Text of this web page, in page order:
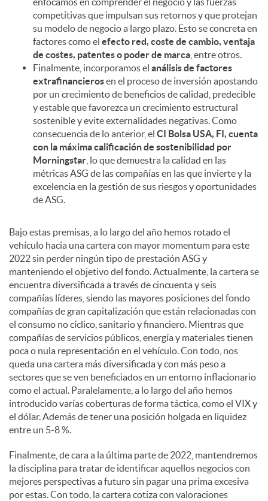
s
competitivas que impulsan sus retornos y que protejan
su modelo de negocio a largo plazo. Esto se concreta en
factores como el efecto red, coste de cambio, ventaja
de costes, patentes o poder de marca , entre otros.
Finalmente, incorporamos el análisis de factores
extrafinancierosen el proceso de inversión apostando
por un crecimiento de beneficios de calidad, predecible
y estable que favorezca un crecimiento estructural
sostenible y evite externalidades negativas. Como
consecuencia de lo anterior, el CI Bolsa USA, FI, cuenta
con la máxima calificación de sostenibilidad por
Morningstar , lo que demuestra la calidad en las
métricas ASG de las compañías en las que invierte y la
excelencia en la gestión de sus riesgos y oportunidades
de ASG.
Bajo estas premisas, a lo largo del año hemos rotado el
vehículo hacia una cartera con mayor momentum para este
2022 sin perder ningún tipo de prestación ASG y
manteniendo el objetivo del fondo. Actualmente, la cartera se
encuentra diversificada a través de cincuenta y seis
compañías líderes, siendo las mayores posiciones del fondo
compañías de gran capitalización que están relacionadas con
el consumo no cíclico, sanitario y financiero. Mientras que
compañías de servicios públicos, energía y materiales tienen
poca o nula representación en el vehículo. Con todo, nos
queda una cartera más diversificada y con más peso a
sectores que se ven beneficiados en un entorno inflacionario
como el actual. Paralelamente, a lo largo del año hemos
introducido varías coberturas de forma táctica, como el VIX y
el dólar. Además de tener una posición holgada en liquidez
entre un 5-8 %.
Finalmente, de cara a la última parte de 2022, mantendremos
la disciplina para tratar de identificar aquellos negocios con
mejores perspectivas a futuro sin pagar una prima excesiva
por estas. Con todo, la cartera cotiza con valoraciones